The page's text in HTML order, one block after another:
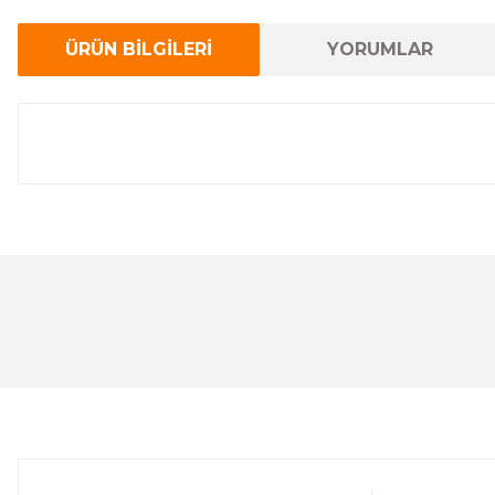
ÜRÜN BİLGİLERİ YORUMLAR